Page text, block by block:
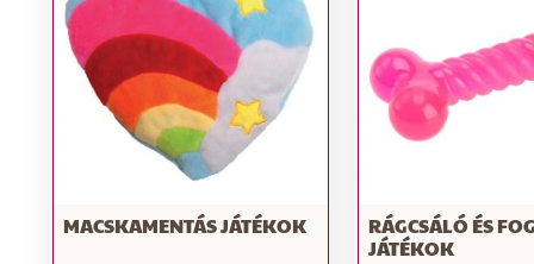
MACSKAMENTÁS JÁTÉKOK
RÁGCSÁLÓ ÉS
JÁTÉKOK